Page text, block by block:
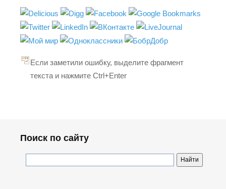
Если заметили ошибку, выделите фрагмент
текста и нажмите Ctrl+Enter
Поиск по сайту